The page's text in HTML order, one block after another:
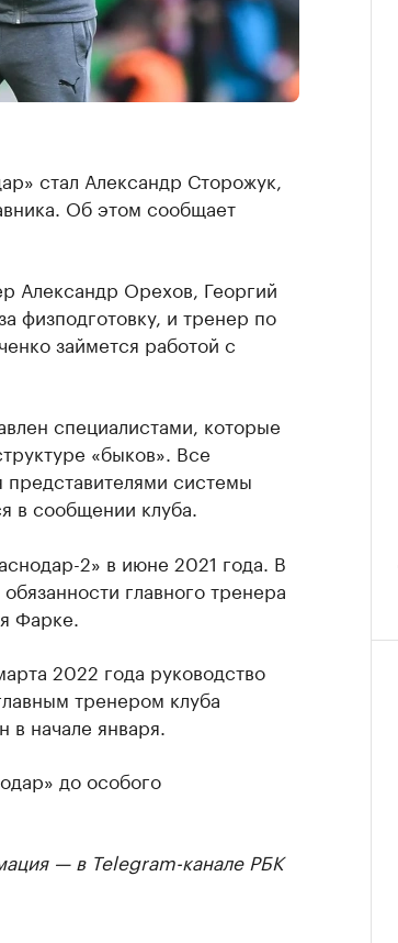
стал Александр Сторожук,
Об этом сообщает
Александр Орехов, Георгий
физподготовку, и тренер по
займется работой с
специалистами, которые
«быков». Все
представителями системы
в сообщении клуба.
2» в июне 2021 года. В
главного тренера
Фарке.
2022 года руководство
тренером клуба
начале января.
до особого
— в Telegram-канале РБК